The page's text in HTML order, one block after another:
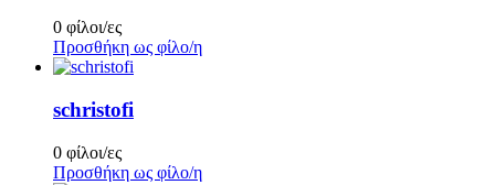
0 φίλοι/ες
Προσθήκη ως φίλο/η
schristofi
0 φίλοι/ες
Προσθήκη ως φίλο/η